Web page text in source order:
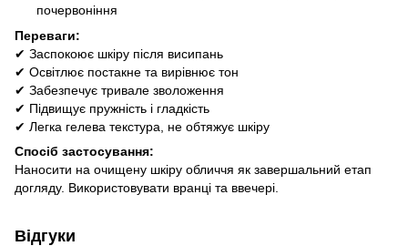
почервоніння
Переваги:
✔ Заспокоює шкіру після висипань
✔ Освітлює постакне та вирівнює тон
✔ Забезпечує тривале зволоження
✔ Підвищує пружність і гладкість
✔ Легка гелева текстура, не обтяжує шкіру
Спосіб застосування:
Наносити на очищену шкіру обличчя як завершальний етап
догляду. Використовувати вранці та ввечері.
Відгуки